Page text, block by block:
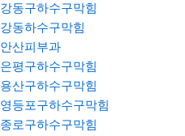
강동구하수구막힘
강동하수구막힘
안산피부과
은평구하수구막힘
용산구하수구막힘
영등포구하수구막힘
종로구하수구막힘